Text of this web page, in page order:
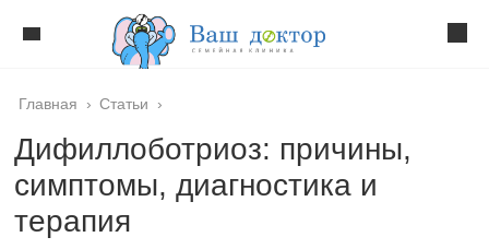
Главная › Статьи ›
Дифиллоботриоз: причины,
симптомы, диагностика и
терапия